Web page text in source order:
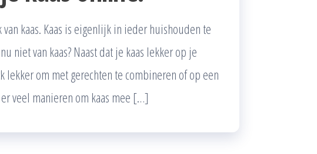
kaas. Kaas is eigenlijk in ieder huishouden te
niet van kaas? Naast dat je kaas lekker op je
om met gerechten te combineren of op een
veel manieren om kaas mee […]